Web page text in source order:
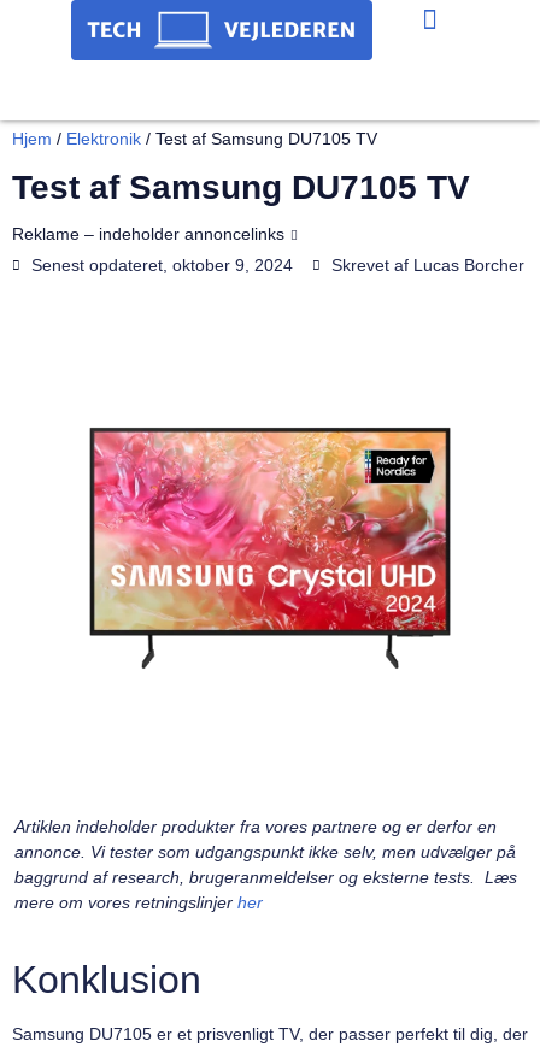
Hjem / Elektronik / Test af Samsung DU7105 TV
Test af Samsung DU7105 TV
Senest opdateret, oktober 9, 2024 Skrevet af Lucas Borcher
Reklame – indeholder annoncelinks
Artiklen indeholder produkter fra vores partnere og er derfor en
annonce. Vi tester som udgangspunkt ikke selv, men udvælger på
baggrund af research, brugeranmeldelser og eksterne tests. Læs
mere om vores retningslinjer her
Konklusion
Samsung DU7105 er et prisvenligt TV, der passer perfekt til dig, der